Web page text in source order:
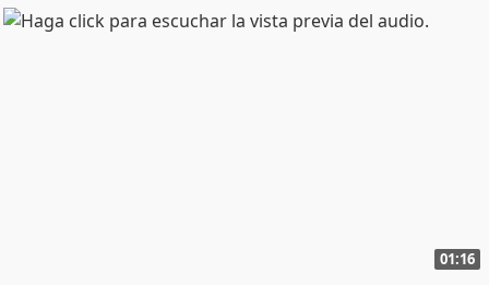
01:16